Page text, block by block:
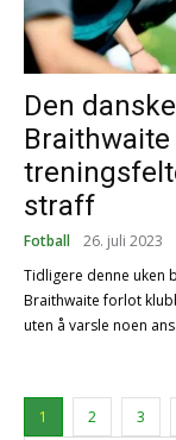
Den
straff
Fotball 26. juli 2023
Tidligere denne uken
Braithwaite forlot
uten å varsle noen
1 2 3